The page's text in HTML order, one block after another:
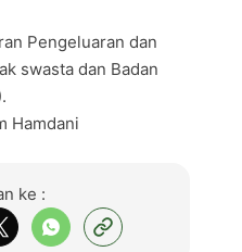
Pengeluaran dan
swasta dan Badan
Hamdani
ke :